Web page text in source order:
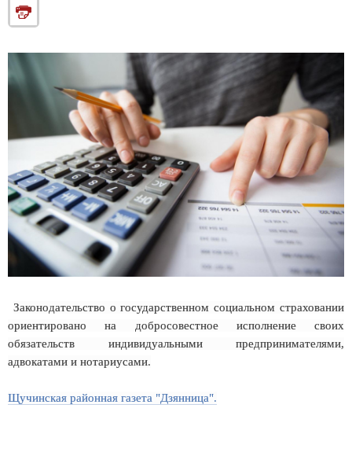
Законодательство о государственном социальном страховании
ориентировано на добросовестное исполнение своих
обязательств индивидуальными предпринимателями,
адвокатами и нотариусами.
Щучинская районная газета "Дзянница".